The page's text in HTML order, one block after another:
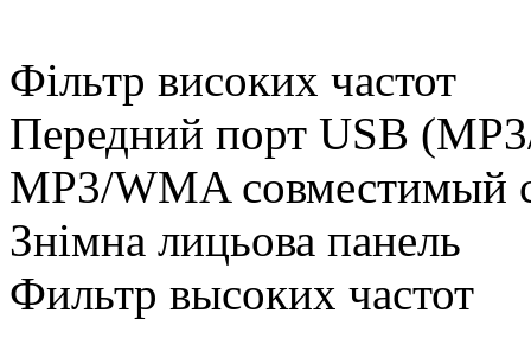
Фільтр високих частот
Передний порт USB
MP3/WMA совместимый
Знімна лицьова панель
Фильтр высоких частот